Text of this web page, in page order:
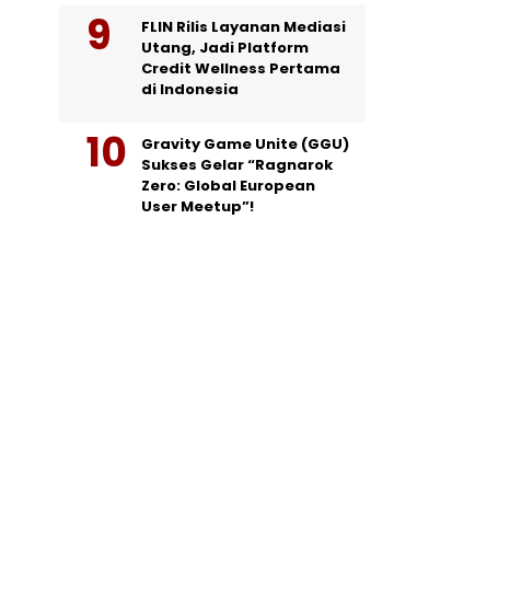
FLIN Rilis Layanan Mediasi
Utang, Jadi Platform
Credit Wellness Pertama
di Indonesia
Gravity Game Unite (GGU)
Sukses Gelar “Ragnarok
Zero: Global European
User Meetup”!